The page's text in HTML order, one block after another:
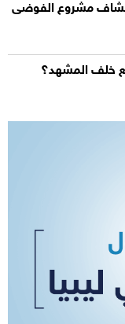
خلف المشهد؟